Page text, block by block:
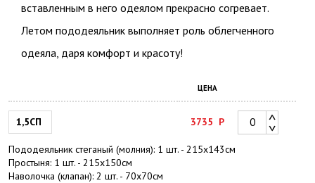
вставленным в него одеялом прекрасно согревает.
Летом пододеяльник выполняет роль облегченного
одеяла, даря комфорт и красоту!
ЦЕНА
1,5СП 3735 Р
Пододеяльник стеганый (молния): 1 шт. - 215х143см
Простыня: 1 шт. - 215х150см
Наволочка (клапан): 2 шт. - 70х70см